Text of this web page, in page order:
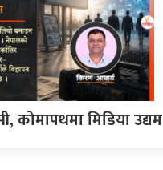
कोमापथमा मिडिया उद्यम